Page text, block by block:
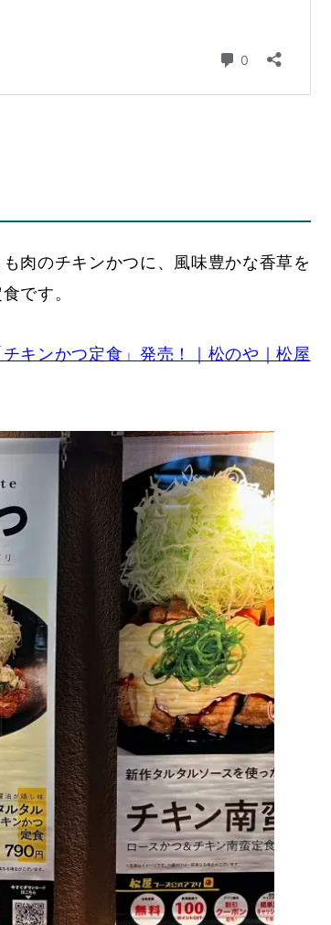
肉のチキンかつに、風味豊かな香草を
です。
キンかつ定食」発売！｜松のや｜松屋